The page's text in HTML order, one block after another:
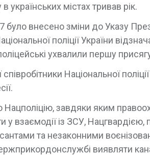
містах тривав рік.
внесено зміни до Указу
поліції України
ухвалили першу
Національної
завдяки яким
у взаємодії із ЗСУ,
та незаконними
виявляти